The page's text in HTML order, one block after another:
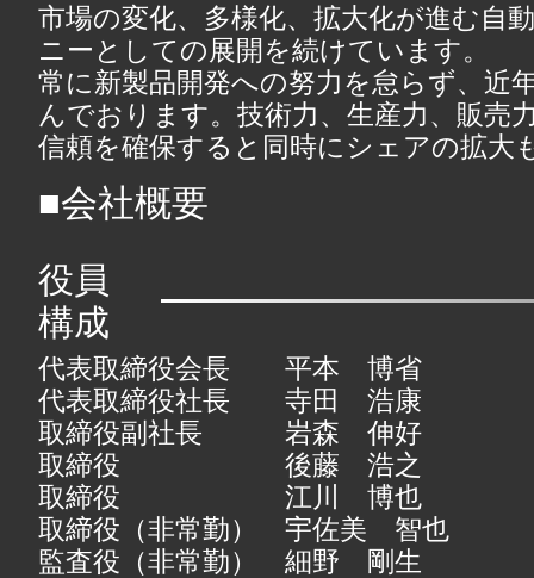
市場の変化、多様化、拡大化が進む自
ニーとしての展開を続けています。
常に新製品開発への努力を怠らず、近
んでおります。技術力、生産力、販売
信頼を確保すると同時にシェアの拡大
■会社概要
役員
構成
代表取締役会長 平本 博省
代表取締役社長 寺田 浩康
取締役副社長 岩森 伸好
取締役 後藤 浩之
取締役 江川 博也
取締役（非常勤） 宇佐美 智也
監査役（非常勤） 細野 剛生